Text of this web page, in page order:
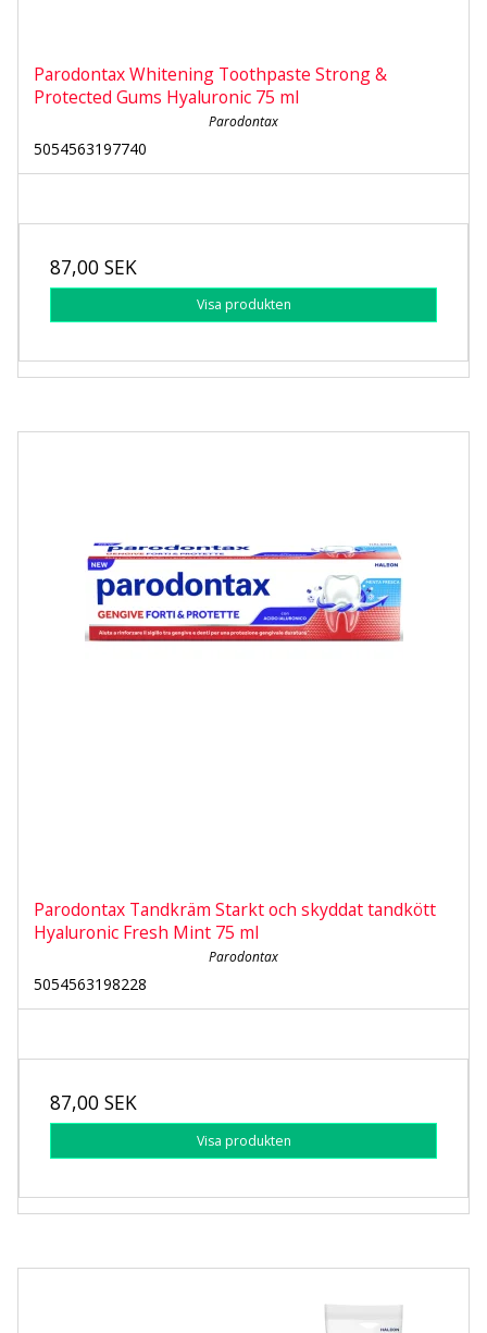
Parodontax Whitening Toothpaste Strong &
Protected Gums Hyaluronic 75 ml
Parodontax
5054563197740
87,00 SEK
Visa produkten
Parodontax Tandkräm Starkt och skyddat tandkött
Hyaluronic Fresh Mint 75 ml
Parodontax
5054563198228
87,00 SEK
Visa produkten